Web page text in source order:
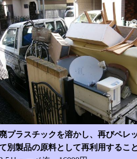
廃プラスチックを溶かし、再びペレ
別製品の原料として再利用すること